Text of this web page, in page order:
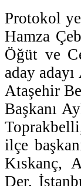
Protokol
Hamza
Öğüt ve
aday
Ataşehir
Başkanı
ilçe
Kıskanç,
Der,